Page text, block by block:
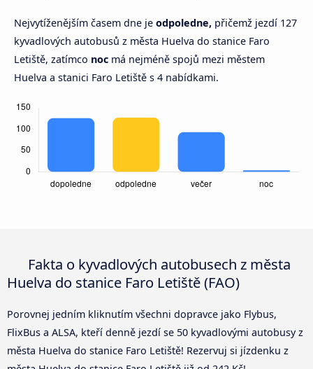
Nejvytíženějším časem dne je odpoledne, přičemž jezdí 127
kyvadlových autobusů z města Huelva do stanice Faro
Letiště, zatímco noc má nejméně spojů mezi městem
Huelva a stanici Faro Letiště s 4 nabídkami.
Fakta o kyvadlových autobusech z města
Huelva do stanice Faro Letiště (FAO)
Porovnej jedním kliknutím všechni dopravce jako Flybus,
FlixBus a ALSA, kteří denně jezdí se 50 kyvadlovými autobusy z
města Huelva do stanice Faro Letiště! Rezervuj si jízdenku z